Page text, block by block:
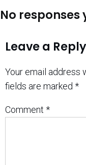
No responses
Leave a Reply
Your email address
fields are marked *
Comment *